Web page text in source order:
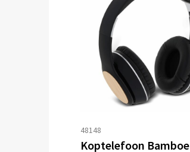
48148
Koptelefoon Bamboe